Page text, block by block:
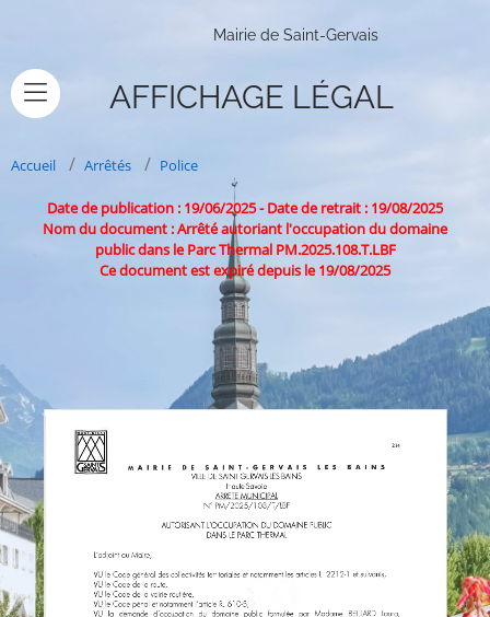
Mairie de Saint-Gervais
AFFICHAGE LÉGAL
Accueil Arrêtés Police
Date de publication : 19/06/2025-Date de retrait : 19/08/2025
Nom du document : Arrêté autoriant l'occupation du domaine
public dans le Parc Thermal PM.2025.108.T.LBF
Ce document est expiré depuis le 19/08/2025